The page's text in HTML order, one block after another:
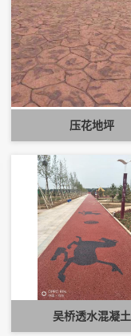
压花地坪
吴桥透水混凝土